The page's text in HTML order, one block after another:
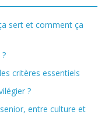
sert et comment ça
critères essentiels
?
entre culture et